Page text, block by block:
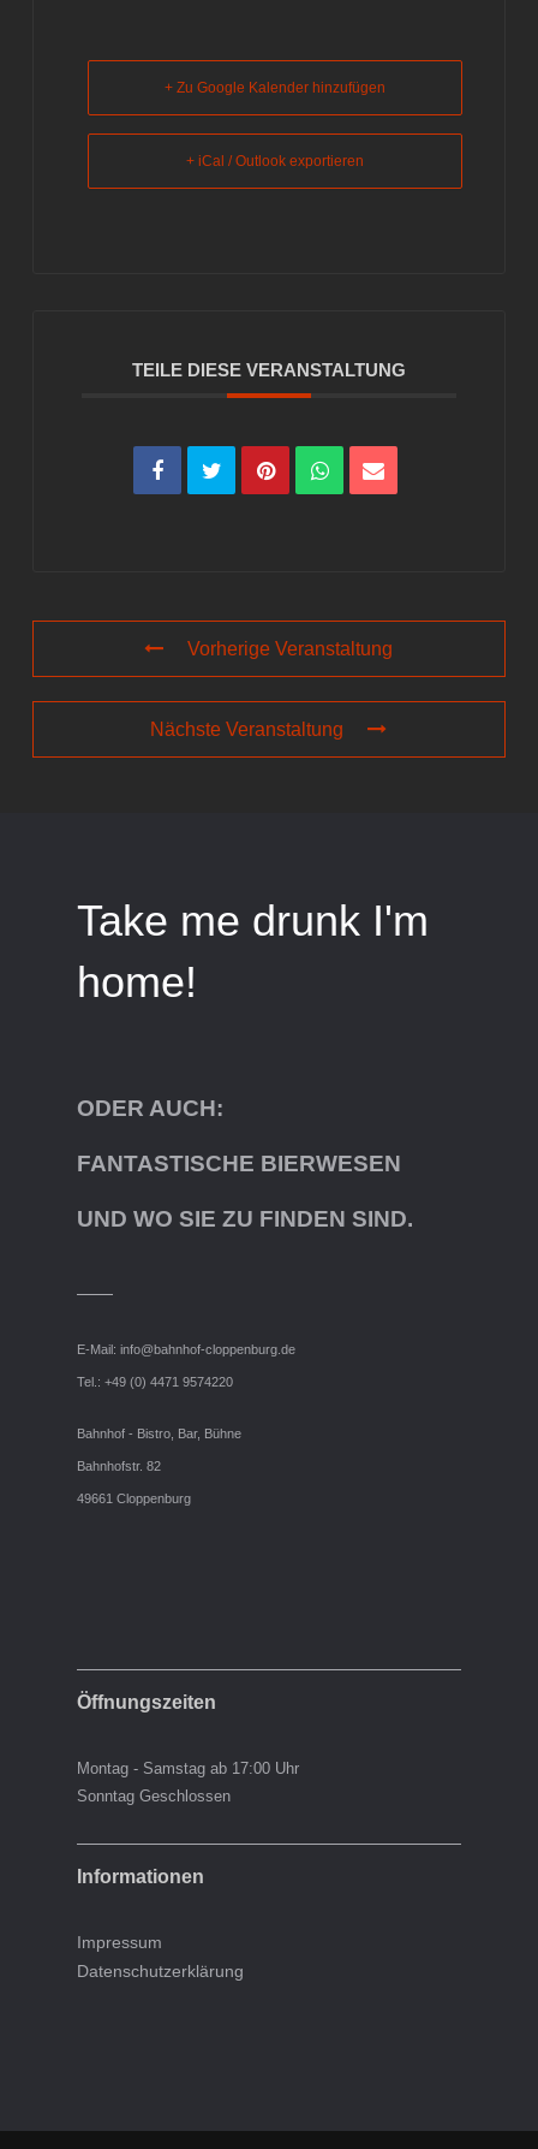
+ Zu Google Kalender hinzufügen
+ iCal / Outlook exportieren
TEILE DIESE VERANSTALTUNG
Vorherige Veranstaltung
Nächste Veranstaltung
Take me drunk I'm
home!
ODER AUCH:
FANTASTISCHE BIERWESEN
UND WO SIE ZU FINDEN SIND.
E-Mail: info@bahnhof-cloppenburg.de
Tel.: +49 (0) 4471 9574220
Bahnhof - Bistro, Bar, Bühne
Bahnhofstr. 82
49661 Cloppenburg
Öffnungszeiten
Montag - Samstag ab 17:00 Uhr
Sonntag Geschlossen
Informationen
Impressum
Datenschutzerklärung